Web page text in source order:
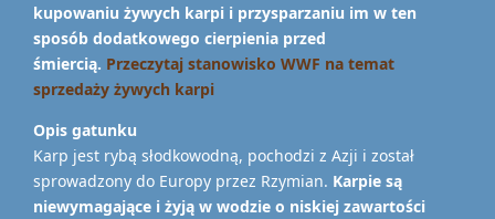
kupowaniu żywych karpi i przysparzaniu im w ten
sposób dodatkowego cierpienia przed
śmiercią. Przeczytaj stanowisko WWF na temat
sprzedaży żywych karpi
Opis gatunku
Karp jest rybą słodkowodną, pochodzi z Azji i został
sprowadzony do Europy przez Rzymian. Karpie są
niewymagające i żyją w wodzie o niskiej zawartości